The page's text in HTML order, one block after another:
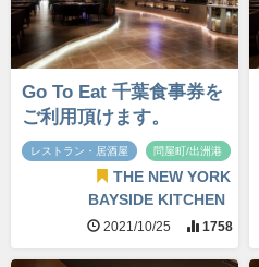
Go To Eat 千葉食事券を
ご利用頂けます。
レストラン・居酒屋 問屋町/出洲港
THE NEW YORK
BAYSIDE KITCHEN
2021/10/25 1758